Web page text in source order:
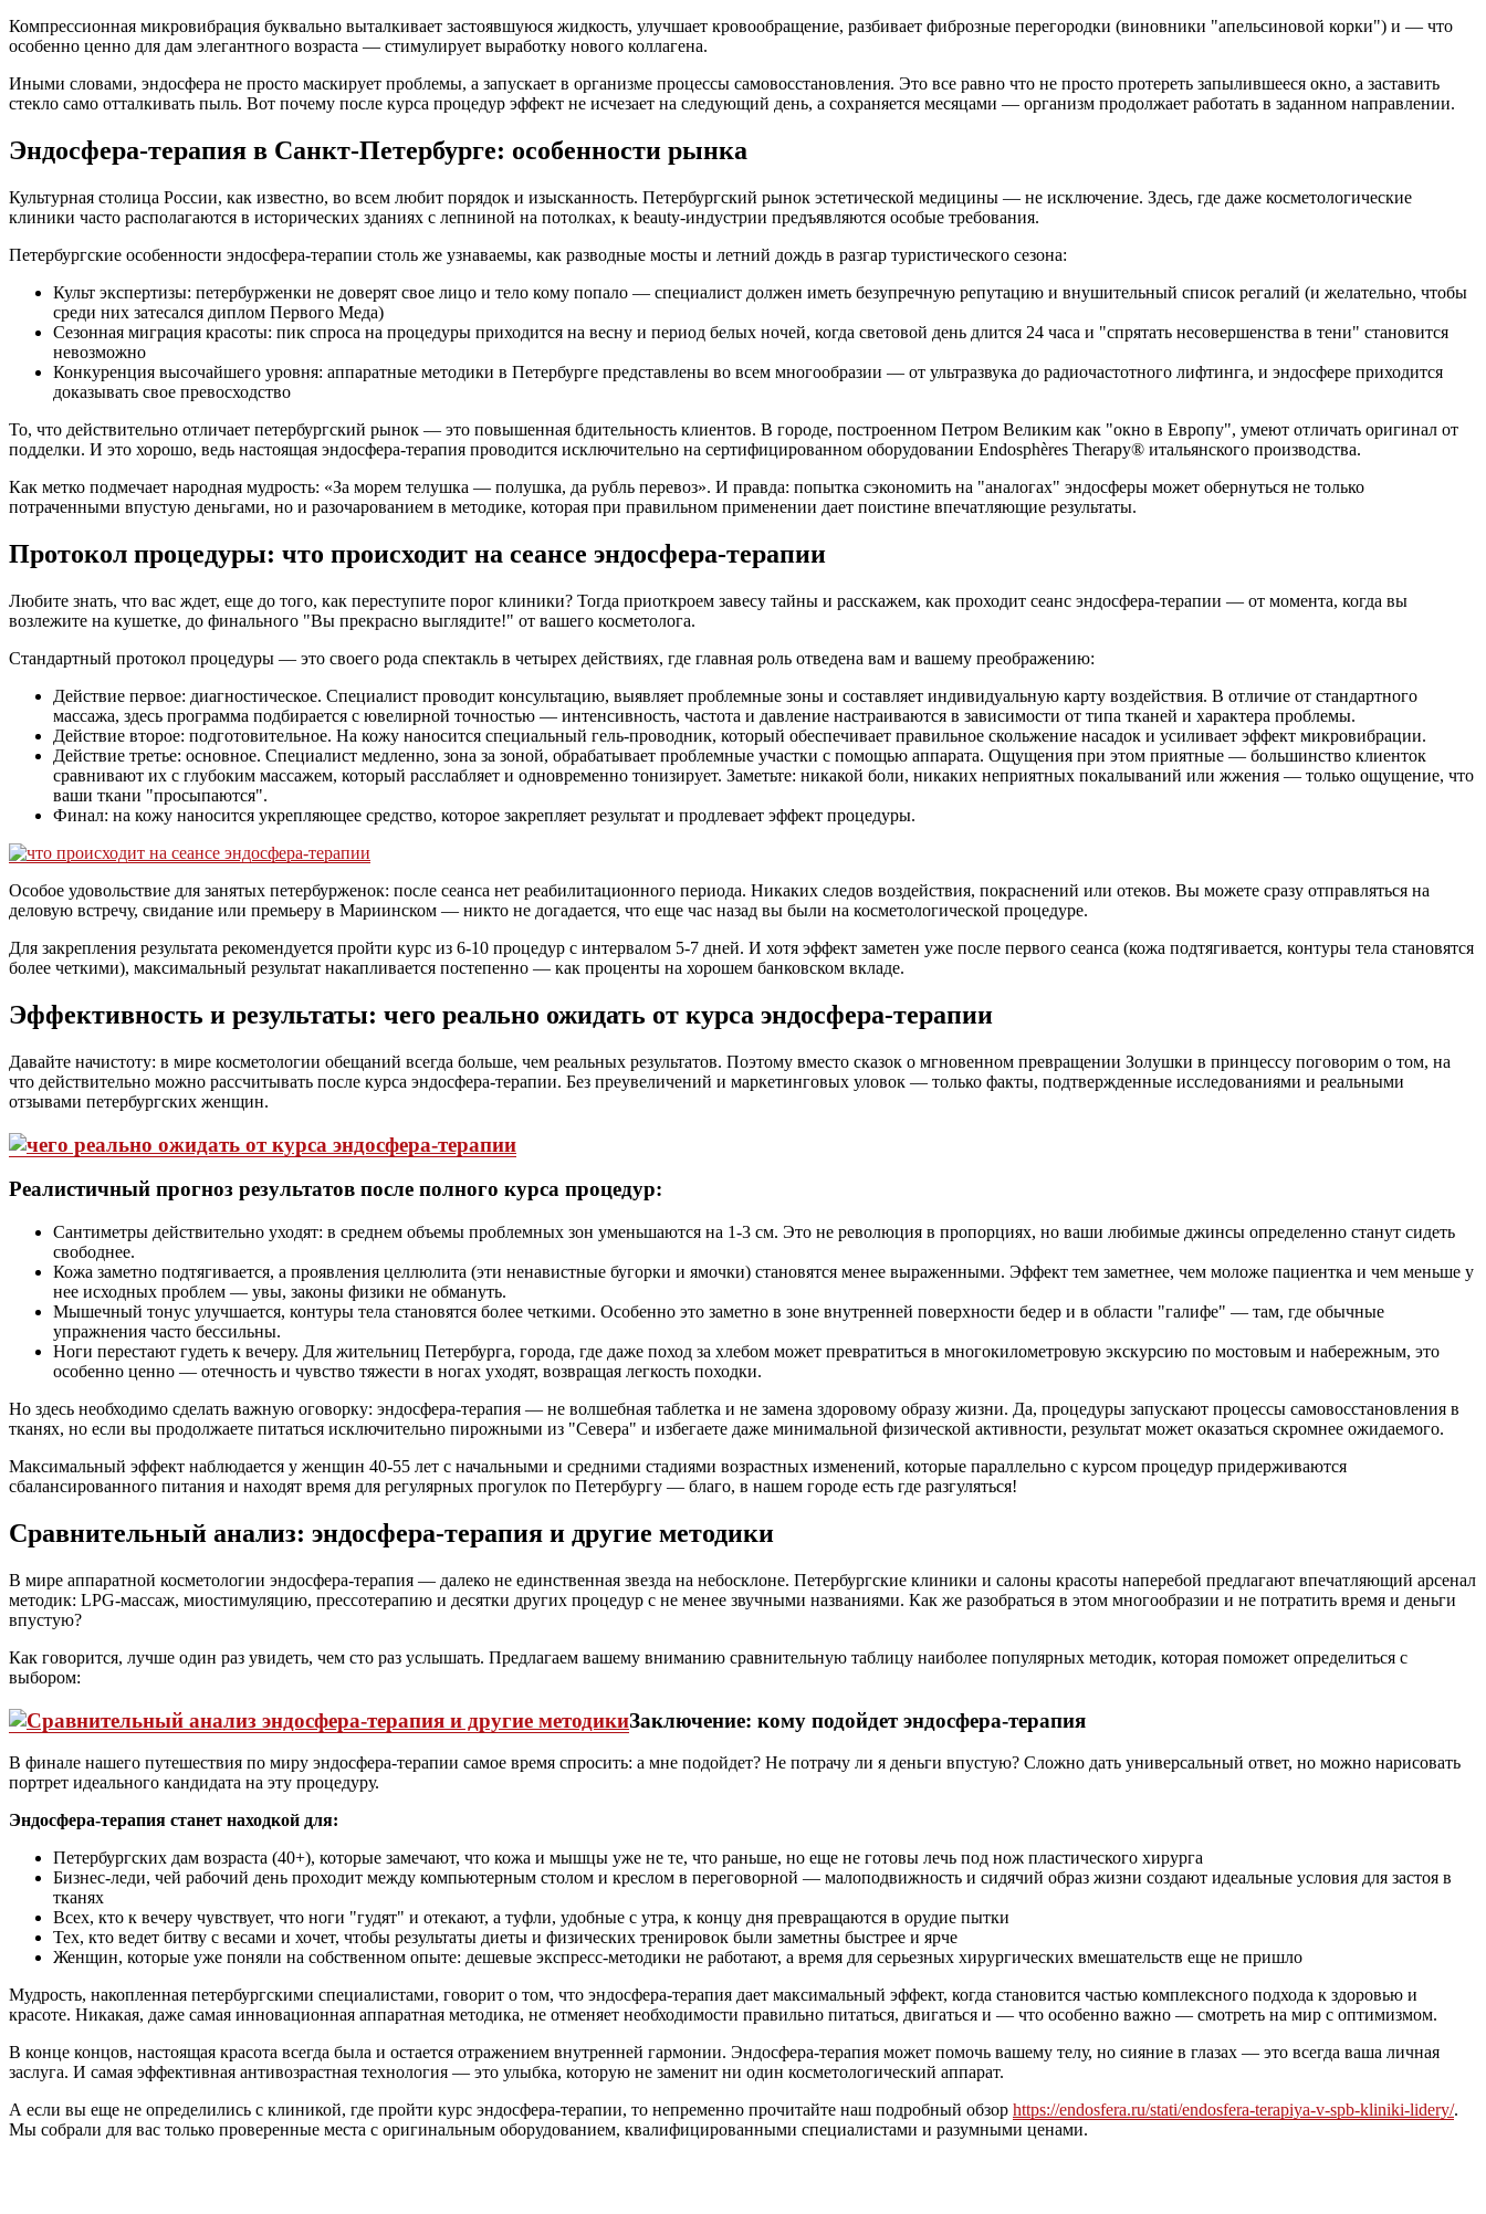
Компрессионная микровибрация буквально выталкивает застоявшуюся жидкость, улучшает кровообращение, разбивает фиброзные перегородки (виновники "апельсиновой корки") и — что
особенно ценно для дам элегантного возраста — стимулирует выработку нового коллагена.
Иными словами, эндосфера не просто маскирует проблемы, а запускает в организме процессы самовосстановления. Это все равно что не просто протереть запылившееся окно, а заставить
стекло само отталкивать пыль. Вот почему после курса процедур эффект не исчезает на следующий день, а сохраняется месяцами — организм продолжает работать в заданном направлении.
Эндосфера-терапия в Санкт-Петербурге: особенности рынка
Культурная столица России, как известно, во всем любит порядок и изысканность. Петербургский рынок эстетической медицины — не исключение. Здесь, где даже косметологические
клиники часто располагаются в исторических зданиях с лепниной на потолках, к beauty-индустрии предъявляются особые требования.
Петербургские особенности эндосфера-терапии столь же узнаваемы, как разводные мосты и летний дождь в разгар туристического сезона:
Культ экспертизы: петербурженки не доверят свое лицо и тело кому попало — специалист должен иметь безупречную репутацию и внушительный список регалий (и желательно, чтобы
среди них затесался диплом Первого Меда)
Сезонная миграция красоты: пик спроса на процедуры приходится на весну и период белых ночей, когда световой день длится 24 часа и "спрятать несовершенства в тени" становится
невозможно
Конкуренция высочайшего уровня: аппаратные методики в Петербурге представлены во всем многообразии — от ультразвука до радиочастотного лифтинга, и эндосфере приходится
доказывать свое превосходство
То, что действительно отличает петербургский рынок — это повышенная бдительность клиентов. В городе, построенном Петром Великим как "окно в Европу", умеют отличать оригинал от
подделки. И это хорошо, ведь настоящая эндосфера-терапия проводится исключительно на сертифицированном оборудовании Endosphères Therapy® итальянского производства.
Как метко подмечает народная мудрость: «За морем телушка — полушка, да рубль перевоз». И правда: попытка сэкономить на "аналогах" эндосферы может обернуться не только
потраченными впустую деньгами, но и разочарованием в методике, которая при правильном применении дает поистине впечатляющие результаты.
Протокол процедуры: что происходит на сеансе эндосфера-терапии
Любите знать, что вас ждет, еще до того, как переступите порог клиники? Тогда приоткроем завесу тайны и расскажем, как проходит сеанс эндосфера-терапии — от момента, когда вы
возлежите на кушетке, до финального "Вы прекрасно выглядите!" от вашего косметолога.
Стандартный протокол процедуры — это своего рода спектакль в четырех действиях, где главная роль отведена вам и вашему преображению:
Действие первое: диагностическое. Специалист проводит консультацию, выявляет проблемные зоны и составляет индивидуальную карту воздействия. В отличие от стандартного
массажа, здесь программа подбирается с ювелирной точностью — интенсивность, частота и давление настраиваются в зависимости от типа тканей и характера проблемы.
Действие второе: подготовительное. На кожу наносится специальный гель-проводник, который обеспечивает правильное скольжение насадок и усиливает эффект микровибрации.
Действие третье: основное. Специалист медленно, зона за зоной, обрабатывает проблемные участки с помощью аппарата. Ощущения при этом приятные — большинство клиенток
сравнивают их с глубоким массажем, который расслабляет и одновременно тонизирует. Заметьте: никакой боли, никаких неприятных покалываний или жжения — только ощущение, что
ваши ткани "просыпаются".
Финал: на кожу наносится укрепляющее средство, которое закрепляет результат и продлевает эффект процедуры.
Особое удовольствие для занятых петербурженок: после сеанса нет реабилитационного периода. Никаких следов воздействия, покраснений или отеков. Вы можете сразу отправляться на
деловую встречу, свидание или премьеру в Мариинском — никто не догадается, что еще час назад вы были на косметологической процедуре.
Для закрепления результата рекомендуется пройти курс из 6-10 процедур с интервалом 5-7 дней. И хотя эффект заметен уже после первого сеанса (кожа подтягивается, контуры тела становятся
более четкими), максимальный результат накапливается постепенно — как проценты на хорошем банковском вкладе.
Эффективность и результаты: чего реально ожидать от курса эндосфера-терапии
Давайте начистоту: в мире косметологии обещаний всегда больше, чем реальных результатов. Поэтому вместо сказок о мгновенном превращении Золушки в принцессу поговорим о том, на
что действительно можно рассчитывать после курса эндосфера-терапии. Без преувеличений и маркетинговых уловок — только факты, подтвержденные исследованиями и реальными
отзывами петербургских женщин.
Реалистичный прогноз результатов после полного курса процедур:
Сантиметры действительно уходят: в среднем объемы проблемных зон уменьшаются на 1-3 см. Это не революция в пропорциях, но ваши любимые джинсы определенно станут сидеть
свободнее.
Кожа заметно подтягивается, а проявления целлюлита (эти ненавистные бугорки и ямочки) становятся менее выраженными. Эффект тем заметнее, чем моложе пациентка и чем меньше у
нее исходных проблем — увы, законы физики не обмануть.
Мышечный тонус улучшается, контуры тела становятся более четкими. Особенно это заметно в зоне внутренней поверхности бедер и в области "галифе" — там, где обычные
упражнения часто бессильны.
Ноги перестают гудеть к вечеру. Для жительниц Петербурга, города, где даже поход за хлебом может превратиться в многокилометровую экскурсию по мостовым и набережным, это
особенно ценно — отечность и чувство тяжести в ногах уходят, возвращая легкость походки.
Но здесь необходимо сделать важную оговорку: эндосфера-терапия — не волшебная таблетка и не замена здоровому образу жизни. Да, процедуры запускают процессы самовосстановления в
тканях, но если вы продолжаете питаться исключительно пирожными из "Севера" и избегаете даже минимальной физической активности, результат может оказаться скромнее ожидаемого.
Максимальный эффект наблюдается у женщин 40-55 лет с начальными и средними стадиями возрастных изменений, которые параллельно с курсом процедур придерживаются
сбалансированного питания и находят время для регулярных прогулок по Петербургу — благо, в нашем городе есть где разгуляться!
Сравнительный анализ: эндосфера-терапия и другие методики
В мире аппаратной косметологии эндосфера-терапия — далеко не единственная звезда на небосклоне. Петербургские клиники и салоны красоты наперебой предлагают впечатляющий арсенал
методик: LPG-массаж, миостимуляцию, прессотерапию и десятки других процедур с не менее звучными названиями. Как же разобраться в этом многообразии и не потратить время и деньги
впустую?
Как говорится, лучше один раз увидеть, чем сто раз услышать. Предлагаем вашему вниманию сравнительную таблицу наиболее популярных методик, которая поможет определиться с
выбором:
Заключение: кому подойдет эндосфера-терапия
В финале нашего путешествия по миру эндосфера-терапии самое время спросить: а мне подойдет? Не потрачу ли я деньги впустую? Сложно дать универсальный ответ, но можно нарисовать
портрет идеального кандидата на эту процедуру.
Эндосфера-терапия станет находкой для:
Петербургских дам возраста (40+), которые замечают, что кожа и мышцы уже не те, что раньше, но еще не готовы лечь под нож пластического хирурга
Бизнес-леди, чей рабочий день проходит между компьютерным столом и креслом в переговорной — малоподвижность и сидячий образ жизни создают идеальные условия для застоя в
тканях
Всех, кто к вечеру чувствует, что ноги "гудят" и отекают, а туфли, удобные с утра, к концу дня превращаются в орудие пытки
Тех, кто ведет битву с весами и хочет, чтобы результаты диеты и физических тренировок были заметны быстрее и ярче
Женщин, которые уже поняли на собственном опыте: дешевые экспресс-методики не работают, а время для серьезных хирургических вмешательств еще не пришло
Мудрость, накопленная петербургскими специалистами, говорит о том, что эндосфера-терапия дает максимальный эффект, когда становится частью комплексного подхода к здоровью и
красоте. Никакая, даже самая инновационная аппаратная методика, не отменяет необходимости правильно питаться, двигаться и — что особенно важно — смотреть на мир с оптимизмом.
В конце концов, настоящая красота всегда была и остается отражением внутренней гармонии. Эндосфера-терапия может помочь вашему телу, но сияние в глазах — это всегда ваша личная
заслуга. И самая эффективная антивозрастная технология — это улыбка, которую не заменит ни один косметологический аппарат.
А если вы еще не определились с клиникой, где пройти курс эндосфера-терапии, то непременно прочитайте наш подробный обзор https://endosfera.ru/stati/endosfera-terapiya-v-spb-kliniki-lidery/.
Мы собрали для вас только проверенные места с оригинальным оборудованием, квалифицированными специалистами и разумными ценами.